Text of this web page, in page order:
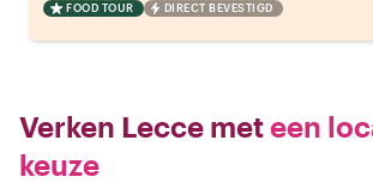
FOOD TOUR DIRECT BEVESTIGD
Verken Lecce meteen
keuze